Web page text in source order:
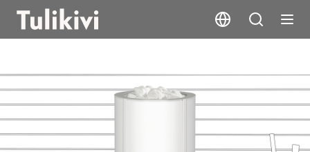
Sumu E